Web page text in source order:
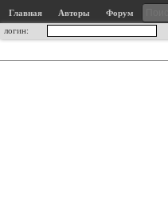
Главная Авторы
Форум
логин: